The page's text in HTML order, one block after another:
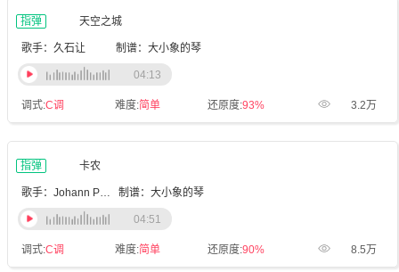
指弹 天空之城
歌手：久石让 制谱：大小象的琴
调式:C调 难度:简单 还原度:93% 3.2万
04:13
指弹 卡农
歌手：Johann Pachelbel 制谱：大小象的琴
调式:C调 难度:简单 还原度:90% 8.5万
04:51